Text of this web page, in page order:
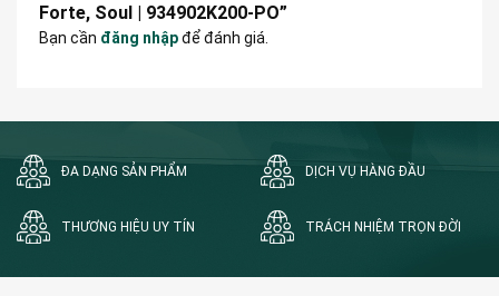
Forte, Soul | 934902K200-PO”
Bạn cần đăng nhậpđể đánh giá.
ĐA DẠNG SẢN PHẨM DỊCH VỤ HÀNG ĐẦU
THƯƠNG HIỆU UY TÍN TRÁCH NHIỆM TRỌN ĐỜI